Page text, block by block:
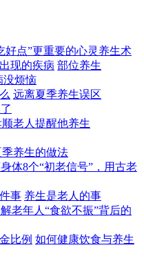
好点”更重要的心灵养生术
现的疾病 部位养生
没烦恼
远离夏季养生误区
顺老人提醒他养生
季养生的做法
体8个“初老信号”，用古老
事 养生是老人的事
老年人“食欲不振”背后的
比例 如何健康饮食与养生